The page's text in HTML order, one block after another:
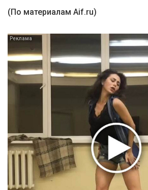
(По материалам Aif.ru)